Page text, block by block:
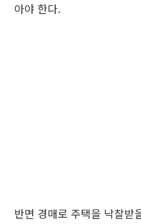
아야 한다.
반면 경매로 주택을 낙찰받